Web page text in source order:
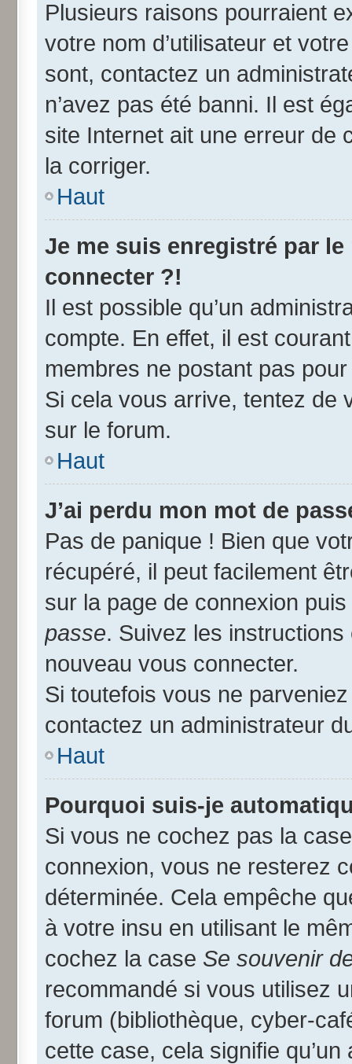
Plusieurs raisons pourraient
votre nom d’utilisateur et
sont, contactez un
n’avez pas été banni. Il est
site Internet ait une erreur de
la corriger.
Haut
Je me suis enregistré par
connecter ?!
Il est possible qu’un
compte. En effet, il est
membres ne postant pas
Si cela vous arrive, tentez de
sur le forum.
Haut
J’ai perdu mon mot de
Pas de panique ! Bien que
récupéré, il peut facilement
sur la page de connexion
passe. Suivez les
nouveau vous connecter.
Si toutefois vous ne
contactez un administrateur
Haut
Pourquoi suis-je
Si vous ne cochez pas la
connexion, vous ne resterez
déterminée. Cela empêche
à votre insu en utilisant le
cochez la case Se souvenir
recommandé si vous utilisez
forum (bibliothèque, cyber-
cette case, cela signifie